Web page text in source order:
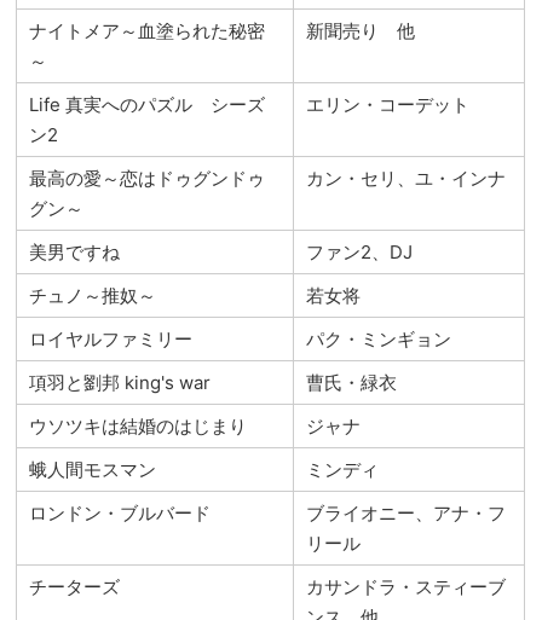
ナイトメア～血塗られた秘密
～
新聞売り 他
Life 真実へのパズル シーズ
ン2
エリン・コーデット
最高の愛～恋はドゥグンドゥ
グン～
カン・セリ、ユ・インナ
美男ですね
ファン2、DJ
チュノ～推奴～
若女将
ロイヤルファミリー
パク・ミンギョン
項羽と劉邦 king's war
曹氏・緑衣
ウソツキは結婚のはじまり
ジャナ
蛾人間モスマン
ミンディ
ロンドン・ブルバード
ブライオニー、アナ・フ
リール
チーターズ
カサンドラ・スティーブ